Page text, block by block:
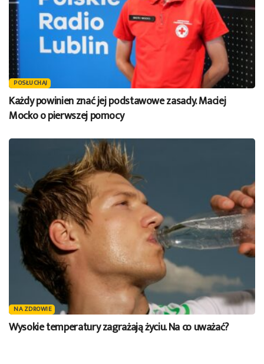
POSŁUCHAJ
Każdy powinien znać jej podstawowe zasady. Maciej
Mocko o pierwszej pomocy
NA ZDROWIE
Wysokie temperatury zagrażają życiu. Na co uważać?